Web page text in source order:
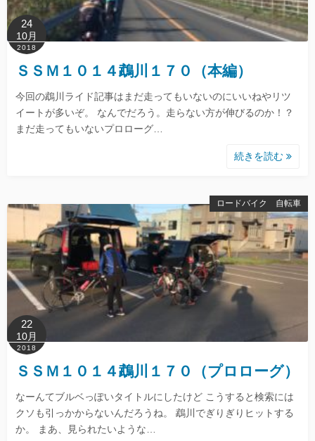
24
10月
2018
ＳＳＭ１０１４鵡川１７０（本編）
今回の鵡川ライド記事はまだ走ってもいないのにいいねやリツ
イートが多いぞ。 なんでだろう。走らない方が伸びるのか！？
まだ走ってもいないプロローグ…
続きを読む
ロードバイク 自転車
22
10月
2018
ＳＳＭ１０１４鵡川１７０（プロローグ）
なーんてブルベっぽいタイトルにしたけど こうすると検索には
クソも引っかからないんだろうね。 鵡川でぎりぎりヒットする
か。 まあ、見られたいような…